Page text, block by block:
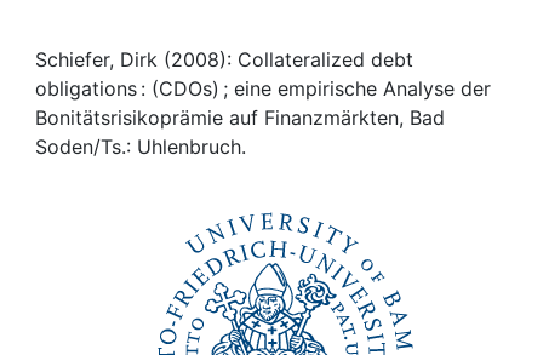
My FIS
Help
Schiefer, Dirk (2008): Collateralized debt
obligations : (CDOs) ; eine empirische Analyse der
Bonitätsrisikoprämie auf Finanzmärkten, Bad
Soden/Ts.: Uhlenbruch.